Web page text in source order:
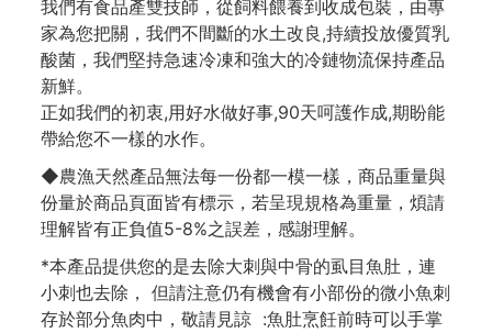
我們有食品產雙技師，從飼料餵養到收成包裝，由專
家為您把關，我們不間斷的水土改良,持續投放優質乳
酸菌，我們堅持急速冷凍和強大的冷鏈物流保持產品
新鮮。
正如我們的初衷,用好水做好事,90天呵護作成,期盼能
帶給您不一樣的水作。
◆農漁天然產品無法每一份都一模一樣，商品重量與
份量於商品頁面皆有標示，若呈現規格為重量，煩請
理解皆有正負值5-8%之誤差，感謝理解。
*本產品提供您的是去除大刺與中骨的虱目魚肚，連
小刺也去除， 但請注意仍有機會有小部份的微小魚刺
存於部分魚肉中，敬請見諒 :魚肚烹飪前時可以手掌